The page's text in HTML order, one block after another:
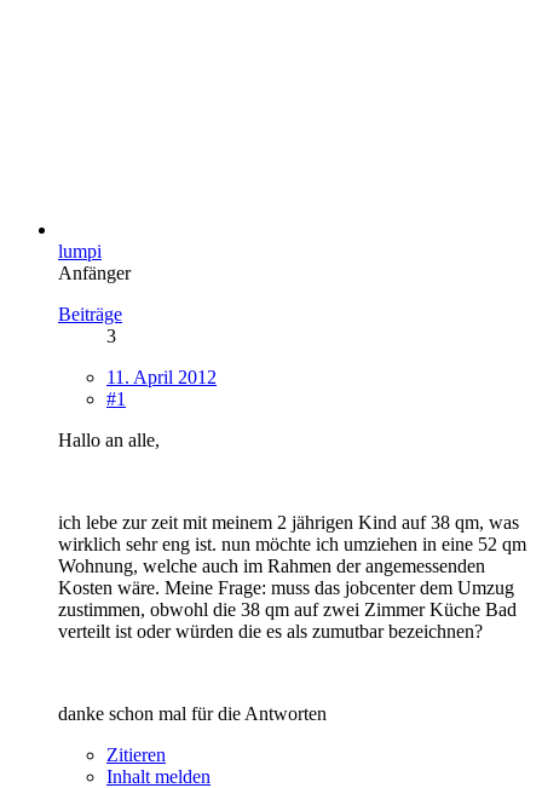
lumpi
Anfänger
Beiträge
3
11. April 2012
#1
Hallo an alle,
ich lebe zur zeit mit meinem 2 jährigen Kind auf 38 qm, was
wirklich sehr eng ist. nun möchte ich umziehen in eine 52 qm
Wohnung, welche auch im Rahmen der angemessenden
Kosten wäre. Meine Frage: muss das jobcenter dem Umzug
zustimmen, obwohl die 38 qm auf zwei Zimmer Küche Bad
verteilt ist oder würden die es als zumutbar bezeichnen?
danke schon mal für die Antworten
Zitieren
Inhalt melden